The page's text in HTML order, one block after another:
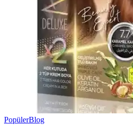
PopülerBlog